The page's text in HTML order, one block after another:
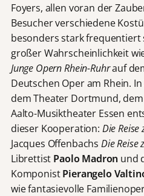
Foyers, allen voran der
Besucher verschiedene
besonders stark
großer Wahrscheinlichkeit
Junge Opern Rhein-Ruhrauf
Deutschen Oper am Rhein.
dem Theater Dortmund,
Aalto-Musiktheater Essen
dieser Kooperation: Die Reise
Jacques Offenbachs Die Reise
Librettist Paolo Madron und
KomponistPierangelo
wie fantasievolle